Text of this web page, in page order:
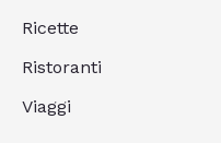
Ricette
Ristoranti
Viaggi